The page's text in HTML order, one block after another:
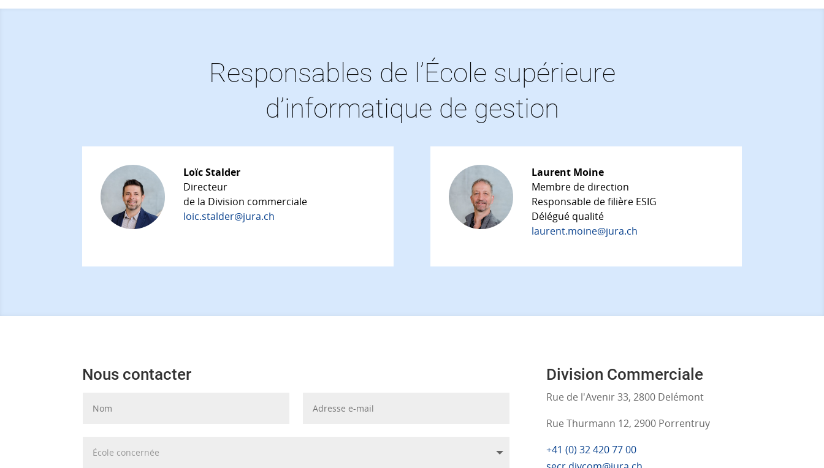
Responsables de l’École supérieure
d’informatique de gestion
Loïc Stalder
Directeur
de la Division commerciale
loic.stalder@jura.ch
Laurent Moine
Membre de direction
Responsable de filière ESIG
Délégué qualité
laurent.moine@jura.ch
Nous contacter Division Commerciale
Rue de l'Avenir 33, 2800 Delémont
Rue Thurmann 12, 2900 Porrentruy
+41 (0) 32 420 77 00